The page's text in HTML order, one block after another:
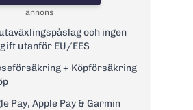
1,75 % på
60 kr
95 kr
Remember Flex
annons
och ingen
utanför EU/EES
+ Köpförsäkring
Pay, Apple Pay & Garmin